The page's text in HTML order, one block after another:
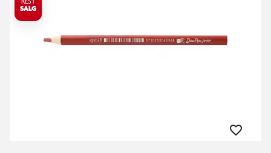
SALG